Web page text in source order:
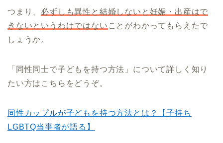
つまり、 必ずしも異性と結婚しないと妊娠・出産はで
きないというわけではない ことがわかってもらえたで
しょうか。
「同性同士で子どもを持つ方法」について詳しく知り
たい方はこちらをどうぞ。
同性カップルが子どもを持つ方法とは？【子持ち
LGBTQ当事者が語る】